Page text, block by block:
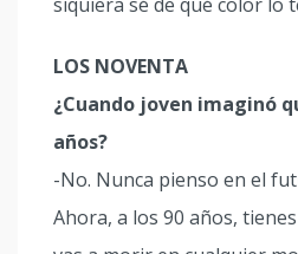
LOS NOVENTA
¿Cuando joven imaginó
años?
-No. Nunca pienso en el
Ahora, a los 90 años,